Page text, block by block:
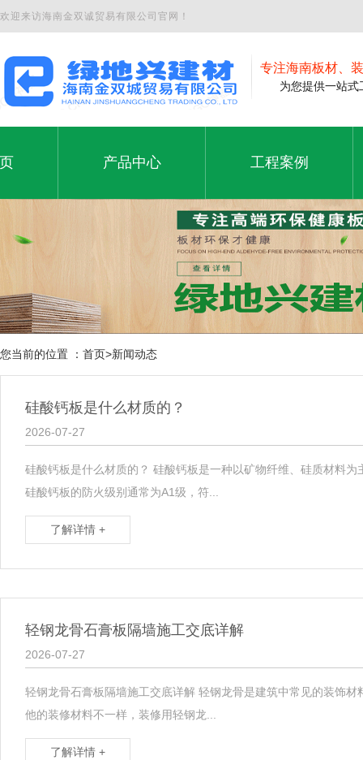
欢迎来访海南金双诚贸易有限公司官网！
专注海南板材、
为您提供一站式
产品中心
产品中心
生态板
轻钢龙骨
竹木纤维线条、护墙板
工程案例
工程案例
工程案例
您当前的位置 ：首页>新闻动态
硅酸钙板是什么材质的？
2026-07-27
硅酸钙板是什么材质的？ 硅酸钙板是一种以矿物纤维、硅质材料
硅酸钙板的防火级别通常为A1级，符...
了解详情 +
轻钢龙骨石膏板隔墙施工交底详解
2026-07-27
轻钢龙骨石膏板隔墙施工交底详解 轻钢龙骨是建筑中常见的装饰
他的装修材料不一样，装修用轻钢龙...
了解详情 +